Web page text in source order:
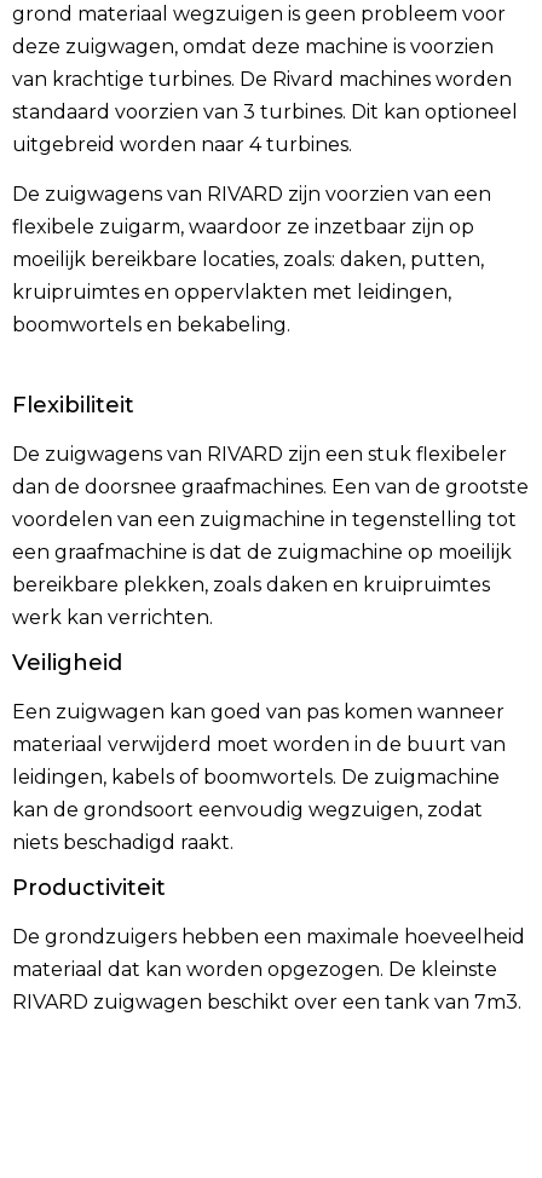
grond materiaal wegzuigen is geen probleem voor
deze zuigwagen, omdat deze machine is voorzien
van krachtige turbines. De Rivard machines worden
standaard voorzien van 3 turbines. Dit kan optioneel
uitgebreid worden naar 4 turbines.
De zuigwagens van RIVARD zijn voorzien van een
flexibele zuigarm, waardoor ze inzetbaar zijn op
moeilijk bereikbare locaties, zoals: daken, putten,
kruipruimtes en oppervlakten met leidingen,
boomwortels en bekabeling.
Flexibiliteit
De zuigwagens van RIVARD zijn een stuk flexibeler
dan de doorsnee graafmachines. Een van de grootste
voordelen van een zuigmachine in tegenstelling tot
een graafmachine is dat de zuigmachine op moeilijk
bereikbare plekken, zoals daken en kruipruimtes
werk kan verrichten.
Veiligheid
Een zuigwagen kan goed van pas komen wanneer
materiaal verwijderd moet worden in de buurt van
leidingen, kabels of boomwortels. De zuigmachine
kan de grondsoort eenvoudig wegzuigen, zodat
niets beschadigd raakt.
Productiviteit
De grondzuigers hebben een maximale hoeveelheid
materiaal dat kan worden opgezogen. De kleinste
RIVARD zuigwagen beschikt over een tank van 7m3.